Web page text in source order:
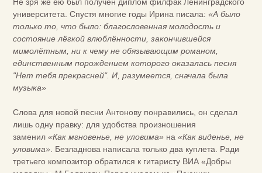
университета. Спустя многие годы Ирина писала: «А было
только то, что было: благословенная молодость и
состояние лёгкой влюблённости, закончившейся
мимолётным, ни к чему не обязывающим романом,
единственным порождением которого оказалась песня
"Нет тебя прекрасней". И, разумеется, сначала была
музыка»
Слова для новой песни Антонову понравились, он сделал
лишь одну правку: для удобства произношения
заменил «Как мгновенье, не уловима» на «Как виденье, не
уловима» . Безладнова написала только два куплета. Ради
третьего композитор обратился к гитаристу ВИА «Добры